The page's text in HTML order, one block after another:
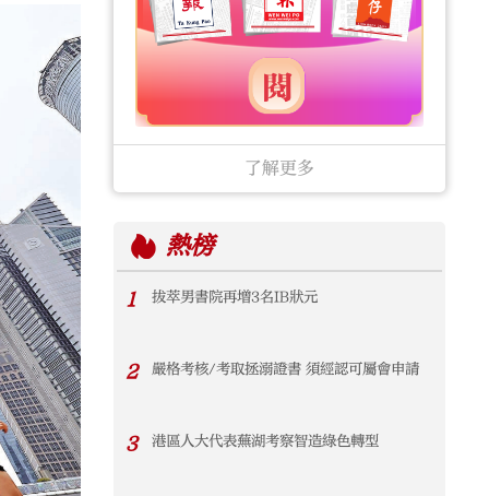
了解更多
熱榜
1 拔萃男書院再增3名IB狀元
2 嚴格考核/考取拯溺證書 須經認可屬會申請
3 港區人大代表蕪湖考察智造綠色轉型